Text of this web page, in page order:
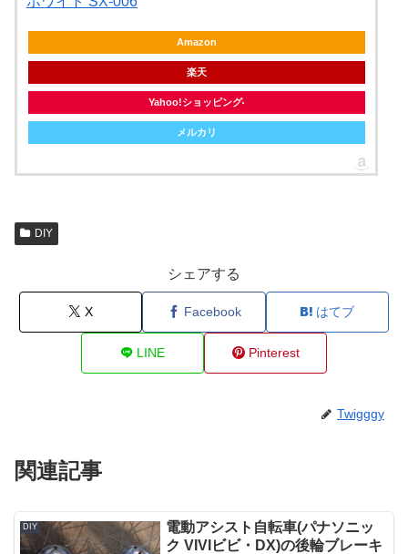
Amazon
楽天
Yahoo!ショッピング
メルカリ
DIY
シェアする
X Facebook はてブ
LINE Pinterest
Twigggy
関連記事
DIY
電動アシスト自転車(パナソニッ
ク VIVIビビ・DX)の後輪ブレーキ